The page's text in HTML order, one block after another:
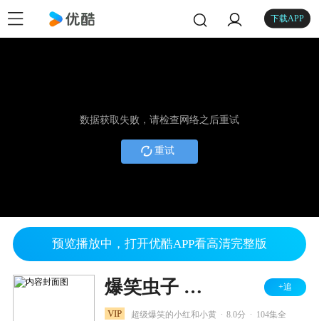
下载APP
数据获取失败，请检查网络之后重试
重试
预览播放中，打开优酷APP看高清完整版
爆笑虫子 第一季 +追
VIP 超级爆笑的小红和小黄 8.0分 104集全